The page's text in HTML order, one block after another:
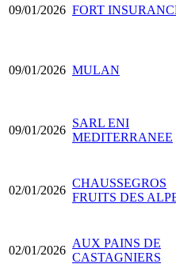
09/01/2026 FORT
09/01/2026 MULAN
09/01/2026
SARL ENI
MEDITERRANEE
02/01/2026
CHAUSSEGROS
FRUITS DES
02/01/2026
AUX PAINS DE
CASTAGNIERS